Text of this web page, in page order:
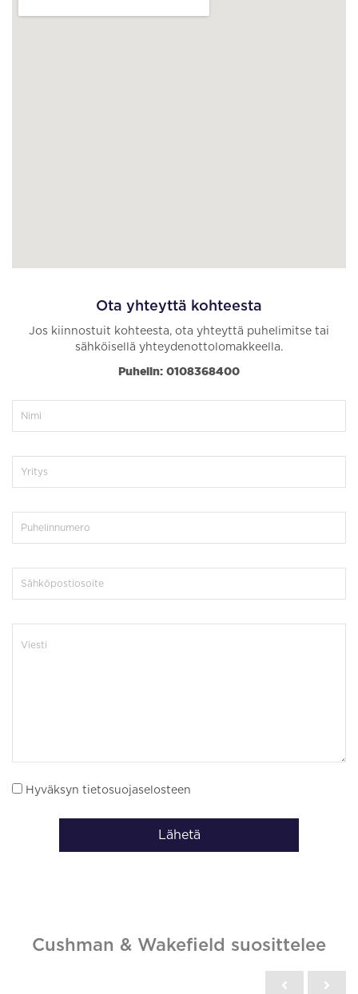
Ota yhteyttä kohteesta
Jos kiinnostuit kohteesta, ota yhteyttä puhelimitse tai
sähköisellä yhteydenottolomakkeella.
Puhelin: 0108368400
Hyväksyn tietosuojaselosteen
Lähetä
Cushman & Wakefield suosittelee